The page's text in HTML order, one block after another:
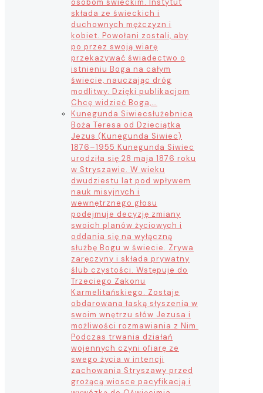
składa ze świeckich i
duchownych mężczyzn i
kobiet. Powołani zostali, aby
po przez swoją wiarę
przekazywać świadectwo o
istnieniu Boga na całym
świecie, nauczając dróg
modlitwy. Dzięki publikacjom
Chcę widzieć Boga,…
Kunegunda Siwiecsłużebnica
Boża Teresa od Dzieciątka
Jezus (Kunegunda Siwiec)
1876–1955 Kunegunda Siwiec
urodziła się 28 maja 1876 roku
w Stryszawie. W wieku
dwudziestu lat pod wpływem
nauk misyjnych i
wewnętrznego głosu
podejmuje decyzję zmiany
swoich planów życiowych i
oddania się na wyłączną
służbę Bogu w świecie. Zrywa
zaręczyny i składa prywatny
ślub czystości. Wstępuje do
Trzeciego Zakonu
Karmelitańskiego. Zostaje
obdarowana łaską słyszenia w
swoim wnętrzu słów Jezusa i
możliwości rozmawiania z Nim.
Podczas trwania działań
wojennych czyni ofiarę ze
swego życia w intencji
zachowania Stryszawy przed
grożącą wiosce pacyfikacją i